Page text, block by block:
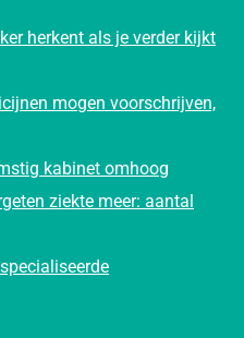
herkent als je verder kijkt
mogen voorschrijven,
kabinet omhoog
ziekte meer: aantal